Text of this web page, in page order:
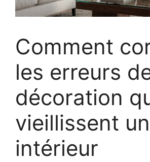
Comment
les erreurs
décoration
vieillissent un
intérieur